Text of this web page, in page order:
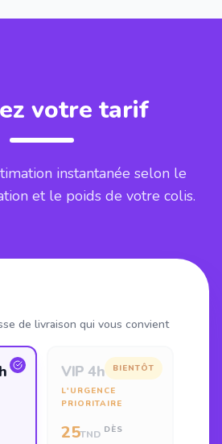
votre tarif
instantanée selon le
et le poids de votre colis.
de livraison qui vous convient
BIENTÔT
VIP 4h
L'URGENCE
PRIORITAIRE
25TND DÈS